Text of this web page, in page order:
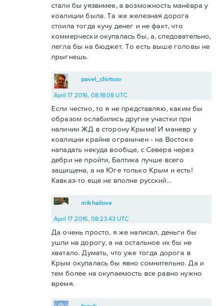
стали бы уязвимее, а возможность манёвра у
коалиции была. Та же железная дорога
стоила тогда кучу денег и не факт, что
коммерчески окупалась бы, а, следовательно,
легла бы на бюджет. То есть выше головы не
прыгнешь.
pavel_chirtsov
April 17 2016, 08:18:08 UTC
Если честно, то я не представляю, каким бы
образом ослабились другие участки при
наличии ЖД в сторону Крыма! И маневр у
коалиции крайне ограничен - на Востоке
нападать некуда вообще, с Севера через
дебри не пройти, Балтика лучше всего
защищена, а на Юге только Крым и есть!
Кавказ-то еще не вполне русский...
mikhailove
April 17 2016, 08:23:43 UTC
Да очень просто, я же написал, деньги бы
ушли на дорогу, а на остальное их бы не
хватало. Думать, что уже тогда дорога в
Крым окупалась бы явно сомнительно. Да и
тем более на окупаемость все равно нужно
время.